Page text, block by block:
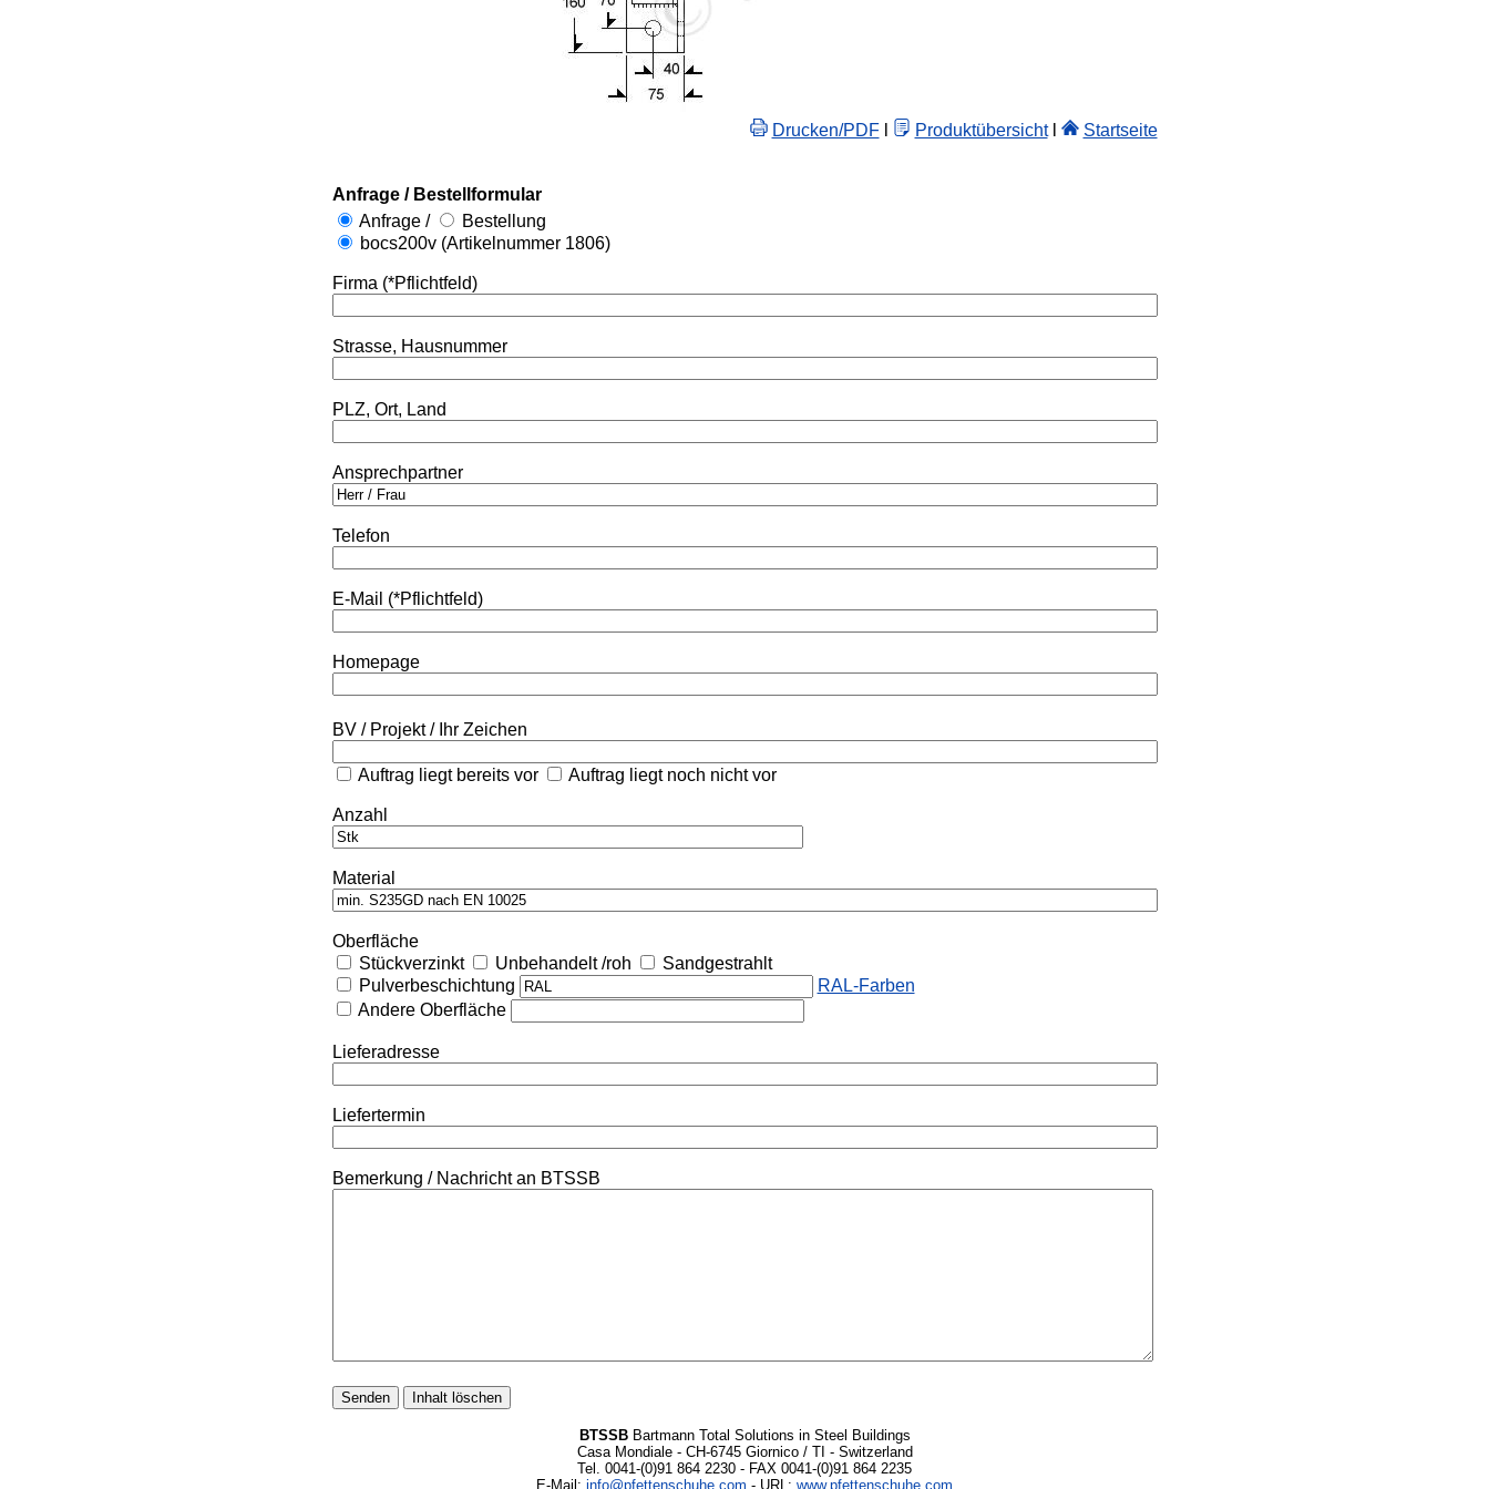
Drucken/PDFl Produktübersichtl Startseite
Anfrage / Bestellformular
Anfrage /
Bestellung
bocs200v (Artikelnummer 1806)
Firma (*Pflichtfeld)
Strasse, Hausnummer
PLZ, Ort, Land
Ansprechpartner
Telefon
E-Mail (*Pflichtfeld)
Homepage
BV / Projekt / Ihr Zeichen
Auftrag liegt bereits vor Auftrag liegt noch nicht vor
Anzahl
Material
Oberfläche
Stückverzinkt
Unbehandelt /roh
Sandgestrahlt
Pulverbeschichtung
RAL-Farben
Andere Oberfläche
Lieferadresse
Liefertermin
Bemerkung / Nachricht an BTSSB
BTSSBBartmann Total Solutions in Steel Buildings
Casa Mondiale - CH-6745 Giornico / TI - Switzerland
Tel. 0041-(0)91 864 2230 - FAX 0041-(0)91 864 2235
E-Mail: info@pfettenschuhe.com - URL: www.pfettenschuhe.com